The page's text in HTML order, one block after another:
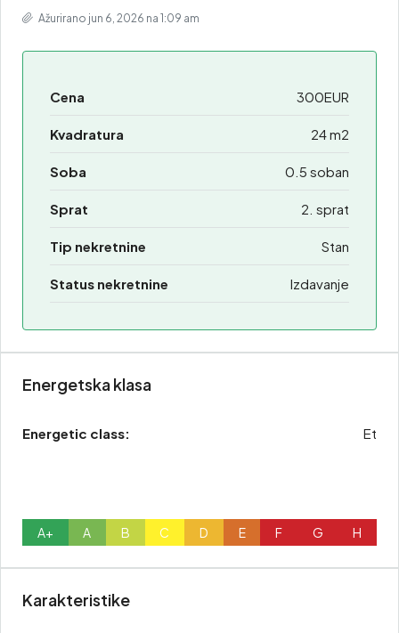
Ažurirano jun 6, 2026 na 1:09 am
Cena 300EUR
Kvadratura 24 m2
Soba 0.5 soban
Sprat 2. sprat
Tip nekretnine Stan
Status nekretnine Izdavanje
Energetska klasa
Energetic class: Et
A+ A B C D E F G H
Karakteristike